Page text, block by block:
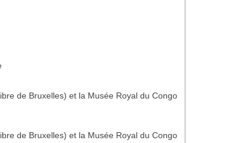
de Bruxelles) et la Musée Royal du Congo
de Bruxelles) et la Musée Royal du Congo